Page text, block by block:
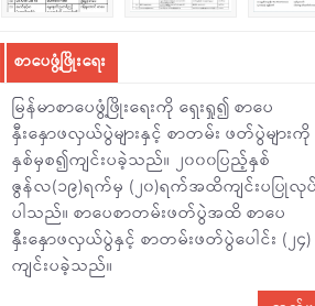
စာပေဖွံ့ဖြိုးရေး
မြန်မာစာပေဖွံ့ဖြိုးရေးကို ရှေးရှု၍ စာပေ
နှီးနှောဖလှယ်ပွဲများနှင့် စာတမ်း ဖတ်ပွဲများ
နှစ်မှစ၍ကျင်းပခဲ့သည်။ ၂၀၀၀ပြည့်နှစ်
ဇွန်လ(၁၉)ရက်မှ (၂၀)ရက်အထိကျင်းပပြုလု
ပါသည်။ စာပေစာတမ်းဖတ်ပွဲအထိ စာပေ
နှီးနှောဖလှယ်ပွဲနှင့် စာတမ်းဖတ်ပွဲပေါင်း (၂၄
ကျင်းပခဲ့သည်။